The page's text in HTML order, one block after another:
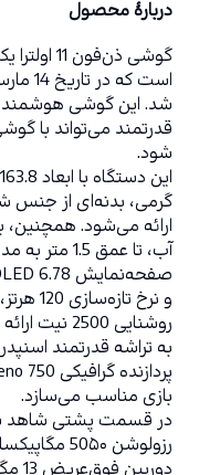
دربارهٔ محصول
شود.
آب، تا عمق 1.5 متر به مدت 30 دقیقه مقاوم است.
بازی مناسب می‌سازد.